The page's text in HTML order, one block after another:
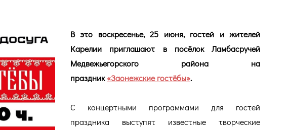
В это воскресенье, 25 июня, гостей и жителей
Карелии приглашают в посёлок Ламбасручей
Медвежьегорского района на
праздник«Заонежские гостёбы».
С концертными программами для гостей
праздника выступят известные творческие